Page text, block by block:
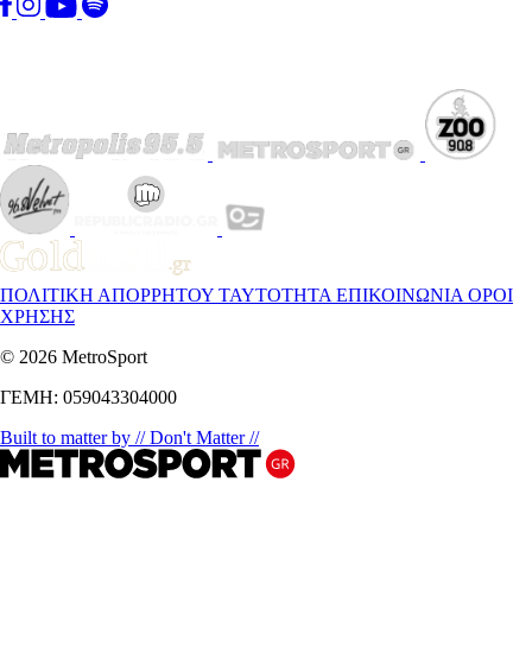
ΠΟΛΙΤΙΚΗ ΑΠΟΡΡΗΤΟΥ ΤΑΥΤΟΤΗΤΑ ΕΠΙΚΟΙΝΩΝΙΑ ΟΡΟΙ
ΧΡΗΣΗΣ
© 2026 MetroSport
ΓΕΜΗ: 059043304000
Built to matter by // Don't Matter //